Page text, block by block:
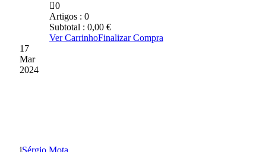
0
Artigos : 0
Subtotal : 0,00 €
Ver CarrinhoFinalizar Compra
17
Mar
2024
Sérgio Mota